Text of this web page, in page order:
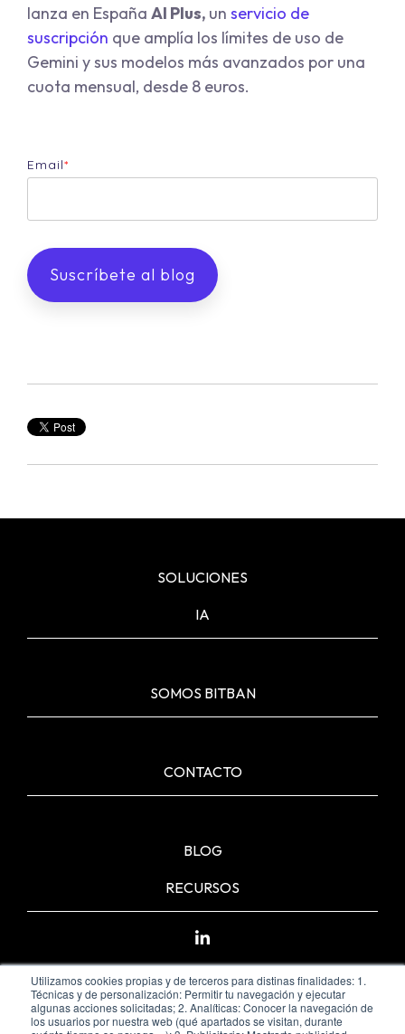
Utilizamos cookies propias y de terceros para distinas finalidades: 1.
Técnicas y de personalización: Permitir tu navegación y ejecutar
algunas acciones solicitadas; 2. Analíticas: Conocer la navegación de
los usuarios por nuestra web (qué apartados se visitan, durante
lanza en España AI Plus, un servicio de
suscripción que amplía los límites de uso de
Gemini y sus modelos más avanzados por una
cuota mensual, desde 8 euros.
Email*
SOLUCIONES
IA
SOMOS BITBAN
CONTACTO
BLOG
RECURSOS